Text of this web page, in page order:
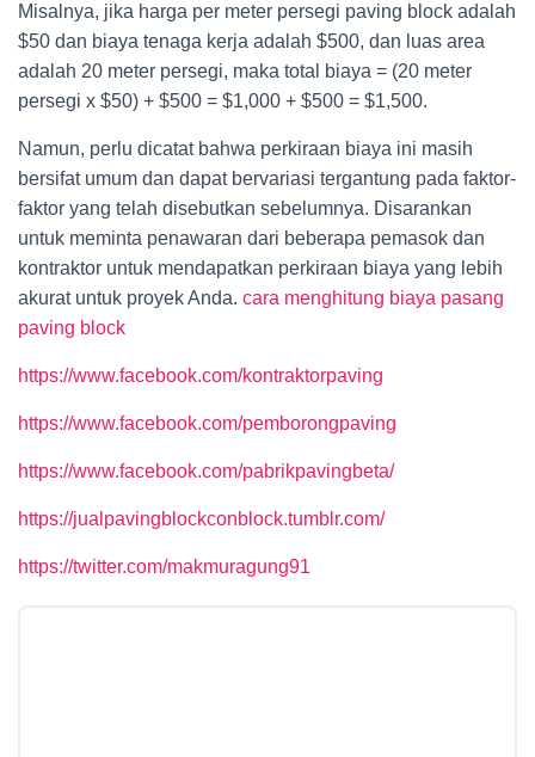
Misalnya, jika harga per meter persegi paving block adalah
$50 dan biaya tenaga kerja adalah $500, dan luas area
adalah 20 meter persegi, maka total biaya = (20 meter
persegi x $50) + $500 = $1,000 + $500 = $1,500.
Namun, perlu dicatat bahwa perkiraan biaya ini masih
bersifat umum dan dapat bervariasi tergantung pada faktor-
faktor yang telah disebutkan sebelumnya. Disarankan
untuk meminta penawaran dari beberapa pemasok dan
kontraktor untuk mendapatkan perkiraan biaya yang lebih
akurat untuk proyek Anda. cara menghitung biaya pasang
paving block
https://www.facebook.com/kontraktorpaving
https://www.facebook.com/pemborongpaving
https://www.facebook.com/pabrikpavingbeta/
https://jualpavingblockconblock.tumblr.com/
https://twitter.com/makmuragung91